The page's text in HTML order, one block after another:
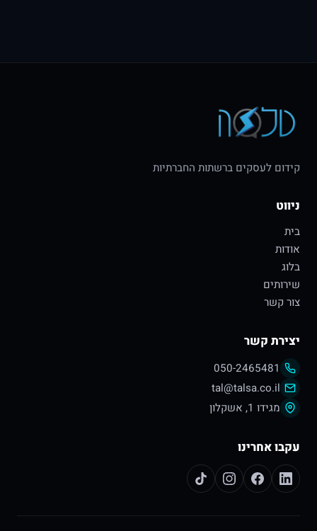
קידום לעסקים ברשתות החברתיות
ניווט
בית
אודות
בלוג
שירותים
צור קשר
יצירת קשר
050-2465481
tal@talsa.co.il
מגידו 1, אשקלון
עקבו אחרינו